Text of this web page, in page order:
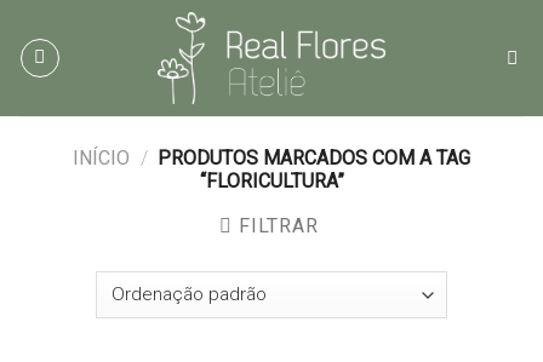
content
INÍCIO / PRODUTOS MARCADOS COM A TAG
“FLORICULTURA”
FILTRAR